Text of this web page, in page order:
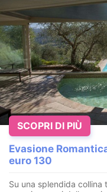
Evasione
euro 130
Su una splendida
SCOPRI DI PIÙ